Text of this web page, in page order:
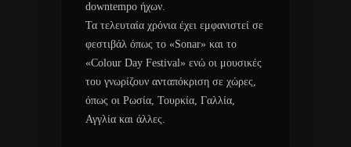
downtempo ήχων.
Τα τελευταία χρόνια έχει εμφανιστεί σε
φεστιβάλ όπως το «Sonar» και το
«Colour Day Festival» ενώ οι μουσικές
του γνωρίζουν ανταπόκριση σε χώρες,
όπως οι Ρωσία, Τουρκία, Γαλλία,
Αγγλία και άλλες.